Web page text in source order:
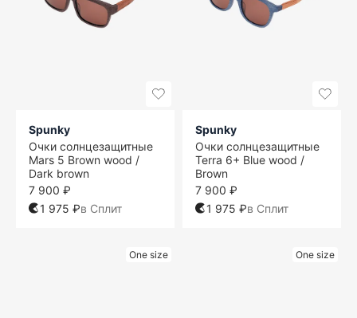
Spunky
Очки солнцезащитные
Mars 5 Brown wood /
Dark brown
7 900 ₽
1 975 ₽в Сплит
Spunky
Очки солнцезащитные
Terra 6+ Blue wood /
Brown
7 900 ₽
1 975 ₽в Сплит
One size One size